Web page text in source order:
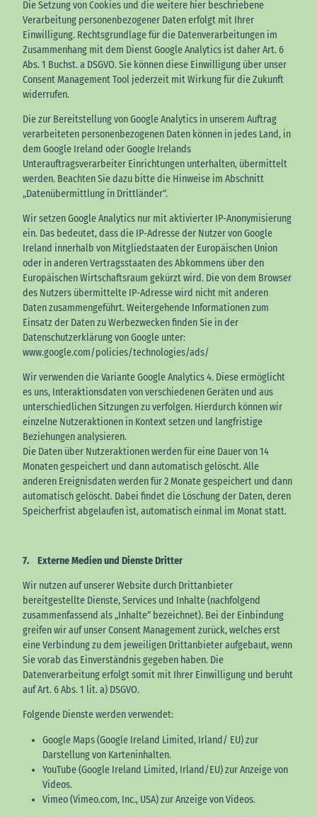
Die Setzung von Cookies und die weitere hier beschriebene
Verarbeitung personenbezogener Daten erfolgt mit Ihrer
Einwilligung. Rechtsgrundlage für die Datenverarbeitungen im
Zusammenhang mit dem Dienst Google Analytics ist daher Art. 6
Abs. 1 Buchst. a DSGVO. Sie können diese Einwilligung über unser
Consent Management Tool jederzeit mit Wirkung für die Zukunft
widerrufen.
Die zur Bereitstellung von Google Analytics in unserem Auftrag
verarbeiteten personenbezogenen Daten können in jedes Land, in
dem Google Ireland oder Google Irelands
Unterauftragsverarbeiter Einrichtungen unterhalten, übermittelt
werden. Beachten Sie dazu bitte die Hinweise im Abschnitt
„Datenübermittlung in Drittländer“.
Wir setzen Google Analytics nur mit aktivierter IP-Anonymisierung
ein. Das bedeutet, dass die IP-Adresse der Nutzer von Google
Ireland innerhalb von Mitgliedstaaten der Europäischen Union
oder in anderen Vertragsstaaten des Abkommens über den
Europäischen Wirtschaftsraum gekürzt wird. Die von dem Browser
des Nutzers übermittelte IP-Adresse wird nicht mit anderen
Daten zusammengeführt. Weitergehende Informationen zum
Einsatz der Daten zu Werbezwecken finden Sie in der
Datenschutzerklärung von Google unter:
www.google.com/policies/technologies/ads/
Wir verwenden die Variante Google Analytics 4. Diese ermöglicht
es uns, Interaktionsdaten von verschiedenen Geräten und aus
unterschiedlichen Sitzungen zu verfolgen. Hierdurch können wir
einzelne Nutzeraktionen in Kontext setzen und langfristige
Beziehungen analysieren.
Die Daten über Nutzeraktionen werden für eine Dauer von 14
Monaten gespeichert und dann automatisch gelöscht. Alle
anderen Ereignisdaten werden für 2 Monate gespeichert und dann
automatisch gelöscht. Dabei findet die Löschung der Daten, deren
Speicherfrist abgelaufen ist, automatisch einmal im Monat statt.
7. Externe Medien und Dienste Dritter
Wir nutzen auf unserer Website durch Drittanbieter
bereitgestellte Dienste, Services und Inhalte (nachfolgend
zusammenfassend als „Inhalte“ bezeichnet). Bei der Einbindung
greifen wir auf unser Consent Management zurück, welches erst
eine Verbindung zu dem jeweiligen Drittanbieter aufgebaut, wenn
Sie vorab das Einverständnis gegeben haben. Die
Datenverarbeitung erfolgt somit mit Ihrer Einwilligung und beruht
auf Art. 6 Abs. 1 lit. a) DSGVO.
Folgende Dienste werden verwendet:
Google Maps (Google Ireland Limited, Irland/ EU) zur
Darstellung von Karteninhalten.
YouTube (Google Ireland Limited, Irland/EU) zur Anzeige von
Videos.
Vimeo (Vimeo.com, Inc., USA) zur Anzeige von Videos.